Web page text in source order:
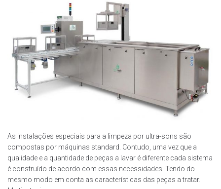
As instalações especiais para a limpeza por ultra-sons são
compostas por máquinas standard. Contudo, uma vez que a
qualidade e a quantidade de peças a lavar é diferente cada sistema
é construído de acordo com essas necessidades. Tendo do
mesmo modo em conta as características das peças a tratar.